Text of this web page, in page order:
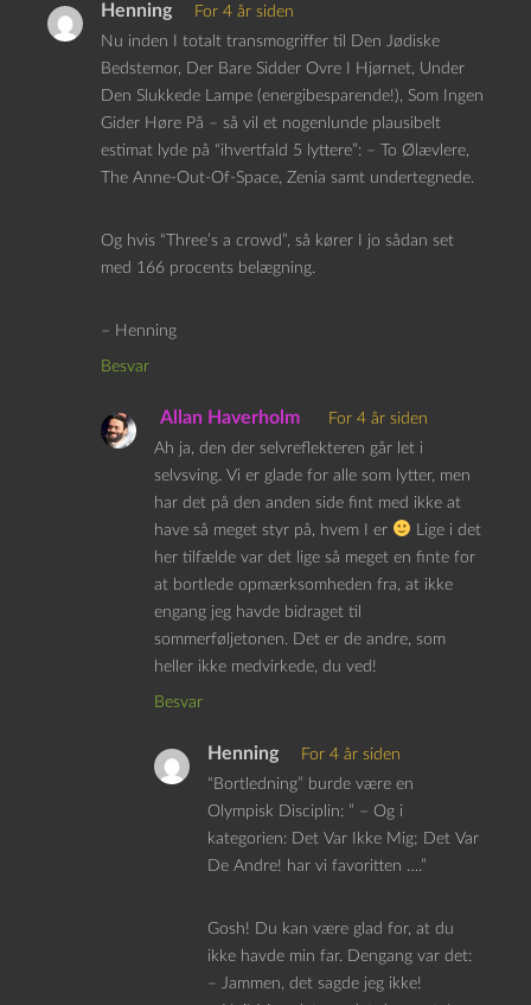
Henning
For 4 år siden
Nu inden I totalt transmogriffer til Den Jødiske
Bedstemor, Der Bare Sidder Ovre I Hjørnet, Under
Den Slukkede Lampe (energibesparende!), Som Ingen
Gider Høre På – så vil et nogenlunde plausibelt
estimat lyde på “ihvertfald 5 lyttere”: – To Ølævlere,
The Anne-Out-Of-Space, Zenia samt undertegnede.
Og hvis “Three’s a crowd”, så kører I jo sådan set
med 166 procents belægning.
– Henning
Besvar
Allan Haverholm
For 4 år siden
Ah ja, den der selvreflekteren går let i
selvsving. Vi er glade for alle som lytter, men
har det på den anden side fint med ikke at
have så meget styr på, hvem I er
Lige i det
her tilfælde var det lige så meget en finte for
at bortlede opmærksomheden fra, at ikke
engang jeg havde bidraget til
sommerføljetonen. Det er de andre, som
heller ikke medvirkede, du ved!
Besvar
Henning
For 4 år siden
“Bortledning” burde være en
Olympisk Disciplin: ” – Og i
kategorien: Det Var Ikke Mig; Det Var
De Andre! har vi favoritten ….”
Gosh! Du kan være glad for, at du
ikke havde min far. Dengang var det:
– Jammen, det sagde jeg ikke!